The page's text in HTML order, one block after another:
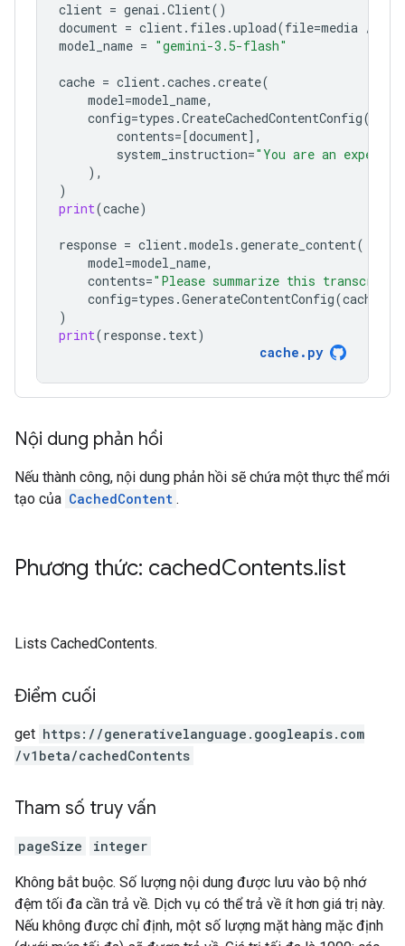
client = genai .Client()
document = client. files .upload(file=media /
model_name = "gemini-3.5-flash"
cache = client.caches .create(
model=model_name,
config=types .CreateCachedContentConfig(
contents=[document],
system_instruction="You are an expert
),
)
print(cache)
response = client.models .generate_content(
model=model_name,
contents="Please summarize this transcript"
config=types .GenerateContentConfig(
)
print(response. text)
cache . py
Nội dung phản hồi
Nếu thành công, nội dung phản hồi sẽ chứa một thực thể mới
tạo của CachedContent .
Phương thức: cachedContents.list
Lists CachedContents.
Điểm cuối
get https: / /generativelanguage.googleapis.com
/v1beta/cachedContents
Tham số truy vấn
pageSize integer
Không bắt buộc. Số lượng nội dung được lưu vào bộ nhớ
đệm tối đa cần trả về. Dịch vụ có thể trả về ít hơn giá trị này.
Nếu không được chỉ định, một số lượng mặt hàng mặc định